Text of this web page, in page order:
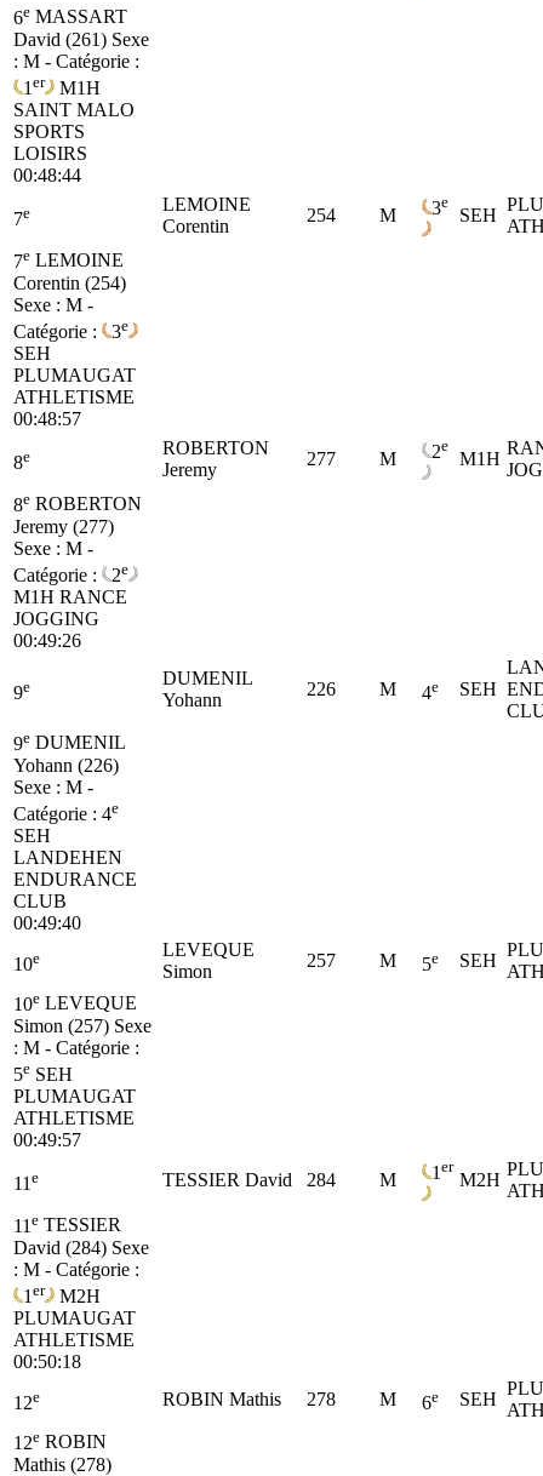
6e MASSART
David (261) Sexe
: M - Catégorie :
1 er
M1H
SAINT MALO
SPORTS
LOISIRS
00:48:44
7e
LEMOINE
Corentin
254 M 3e
SEH
7e LEMOINE
Corentin (254)
Sexe : M -
Catégorie :
3e
SEH
PLUMAUGAT
ATHLETISME
00:48:57
8e
ROBERTON
Jeremy
277 M 2e
M1H
8e ROBERTON
Jeremy (277)
Sexe : M -
Catégorie :
2e
M1H RANCE
JOGGING
00:49:26
9e
DUMENIL
Yohann
226 M 4e SEH
9e DUMENIL
Yohann (226)
Sexe : M -
Catégorie : 4e
SEH
LANDEHEN
ENDURANCE
CLUB
00:49:40
10e
LEVEQUE
Simon
257 M 5e SEH
10e LEVEQUE
Simon (257) Sexe
: M - Catégorie :
5e SEH
PLUMAUGAT
ATHLETISME
00:49:57
11 e TESSIER David 284 M 1 er
M2H
11 e TESSIER
David (284) Sexe
: M - Catégorie :
1 er
M2H
PLUMAUGAT
ATHLETISME
00:50:18
12e ROBIN Mathis 278 M 6e SEH
12e ROBIN
Mathis (278)